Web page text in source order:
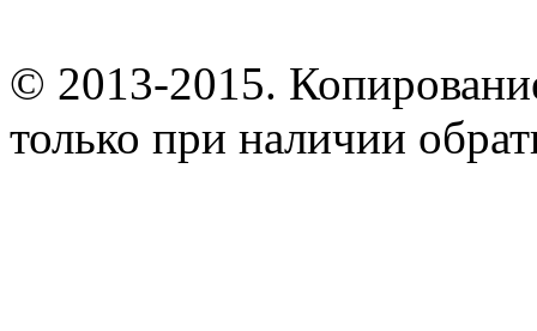
© 2013-2015.
только при наличии